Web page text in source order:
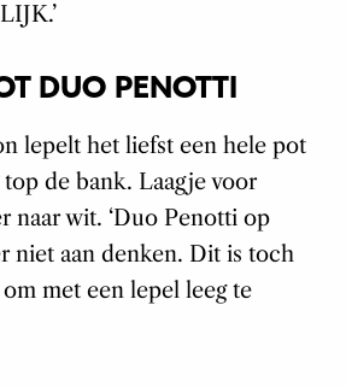
DUO PENOTTI
lepelt het liefst een hele pot
de bank. Laagje voor
naar wit. ‘Duo Penotti op
niet aan denken. Dit is toch
met een lepel leeg te